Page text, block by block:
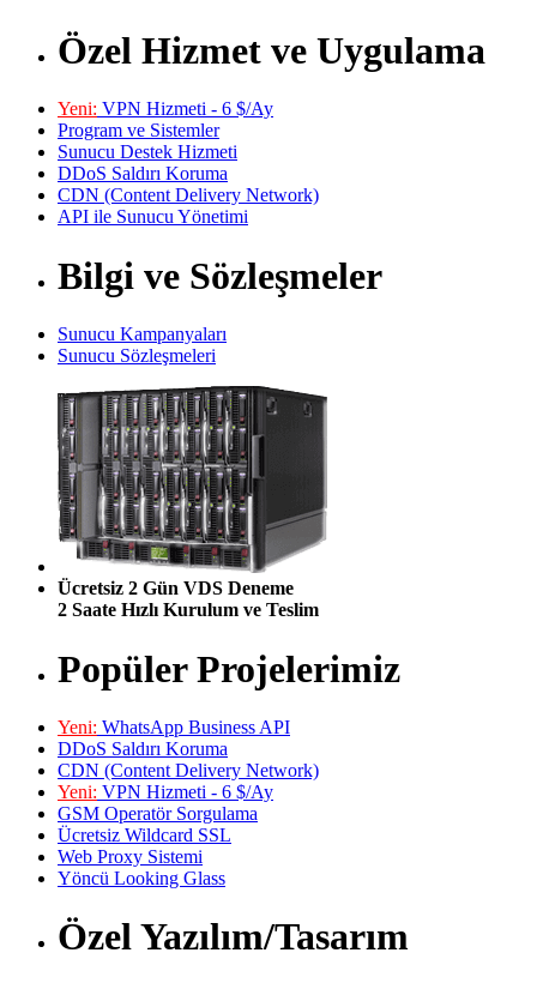
Özel Hizmet ve Uygulama
Yeni: VPN Hizmeti - 6 $/Ay
Program ve Sistemler
Sunucu Destek Hizmeti
DDoS Saldırı Koruma
CDN (Content Delivery Network)
API ile Sunucu Yönetimi
Bilgi ve Sözleşmeler
Sunucu Kampanyaları
Sunucu Sözleşmeleri
Ücretsiz 2 Gün VDS Deneme
2 Saate Hızlı Kurulum ve Teslim
Popüler Projelerimiz
Yeni: WhatsApp Business API
DDoS Saldırı Koruma
CDN (Content Delivery Network)
Yeni: VPN Hizmeti - 6 $/Ay
GSM Operatör Sorgulama
Ücretsiz Wildcard SSL
Web Proxy Sistemi
Yöncü Looking Glass
Özel Yazılım/Tasarım